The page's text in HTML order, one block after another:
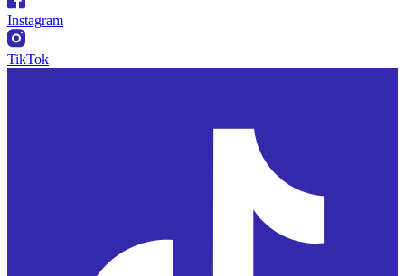
Instagram
TikTok